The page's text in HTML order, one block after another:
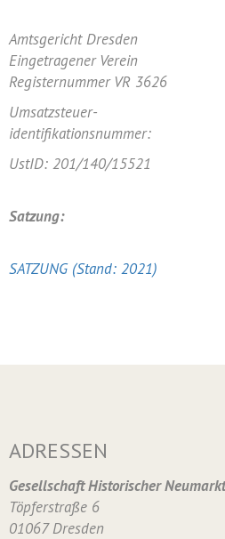
Amtsgericht Dresden
Eingetragener Verein
Registernummer VR 3626
Umsatzsteuer-
identifikationsnummer:
UstID: 201/140/15521
Satzung:
SATZUNG (Stand: 2021)
ADRESSEN
Gesellschaft Historischer
Töpferstraße 6
01067 Dresden